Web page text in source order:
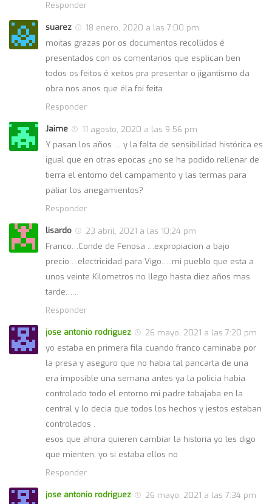
Responder
suarez
18 enero, 2020 a las 7:00 pm
moitas grazas por os documentos recollidos é
presentados con os comentarios que esplican ben
todos os feitos é xeitos pra presentar o jigantismo da
obra nos anos que éla foi feita
Responder
Jaime
11 agosto, 2020 a las 9:56 pm
Y pasan los años … y la falta de sensibilidad histórica es
igual que en otras epocas ¿no se ha podido rellenar de
tierra el entorno del campamento y las termas para
paliar los anegamientos?
Responder
lisardo
23 abril, 2021 a las 10:24 pm
Franco…Conde de Fenosa …expropiacion a bajo
precio….electricidad para Vigo…..mi pueblo que esta a
unos veinte Kilometros no llego hasta diez años mas
tarde……
Responder
jose antonio rodriguez
26 mayo, 2021 a las 7:20 pm
yo estaba en primera fila cuando franco caminaba por
la presa y aseguro que no habia tal pancarta de una
era imposible una semana antes ya la policia habia
controlado todo el entorno mi padre tabajaba en la
central y lo decia que todos los hechos y jestos estaban
controlados .
esos que ahora quieren cambiar la historia yo les digo
que mienten; yo si estaba ellos no
Responder
jose antonio rodriguez
26 mayo, 2021 a las 7:34 pm